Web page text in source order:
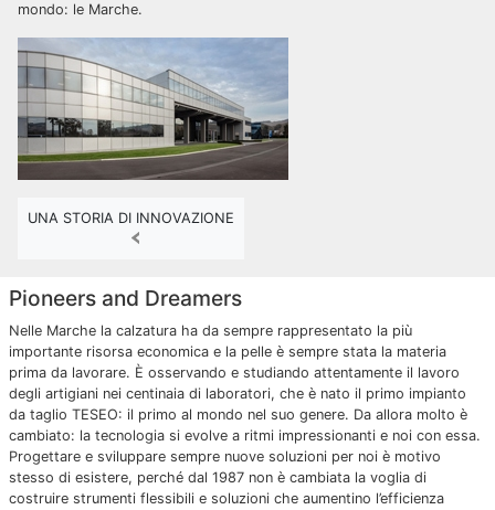
mondo: le Marche.
UNA STORIA DI INNOVAZIONE
Pioneers and Dreamers
Nelle Marche la calzatura ha da sempre rappresentato la più
importante risorsa economica e la pelle è sempre stata la materia
prima da lavorare. È osservando e studiando attentamente il lavoro
degli artigiani nei centinaia di laboratori, che è nato il primo impianto
da taglio TESEO: il primo al mondo nel suo genere. Da allora molto è
cambiato: la tecnologia si evolve a ritmi impressionanti e noi con essa.
Progettare e sviluppare sempre nuove soluzioni per noi è motivo
stesso di esistere, perché dal 1987 non è cambiata la voglia di
costruire strumenti flessibili e soluzioni che aumentino l’efficienza